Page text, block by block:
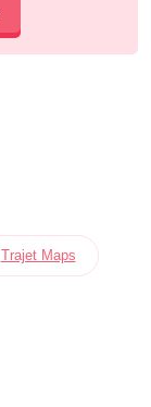
Trajet Maps